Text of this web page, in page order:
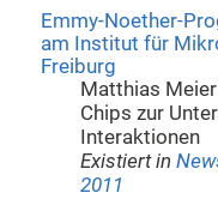
Emmy-Noether-
am Institut für
Freiburg
Matthias
Chips zur
Interaktionen
Existiert in
2011